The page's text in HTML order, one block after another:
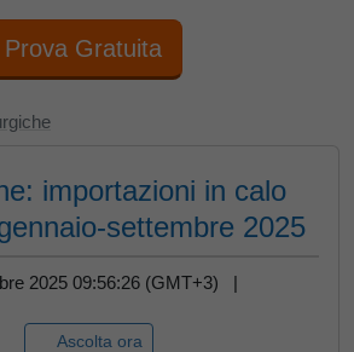
Prova Gratuita
importazioni in calo
settembre 2025
2025 09:56:26 (GMT+3) |
Ascolta ora